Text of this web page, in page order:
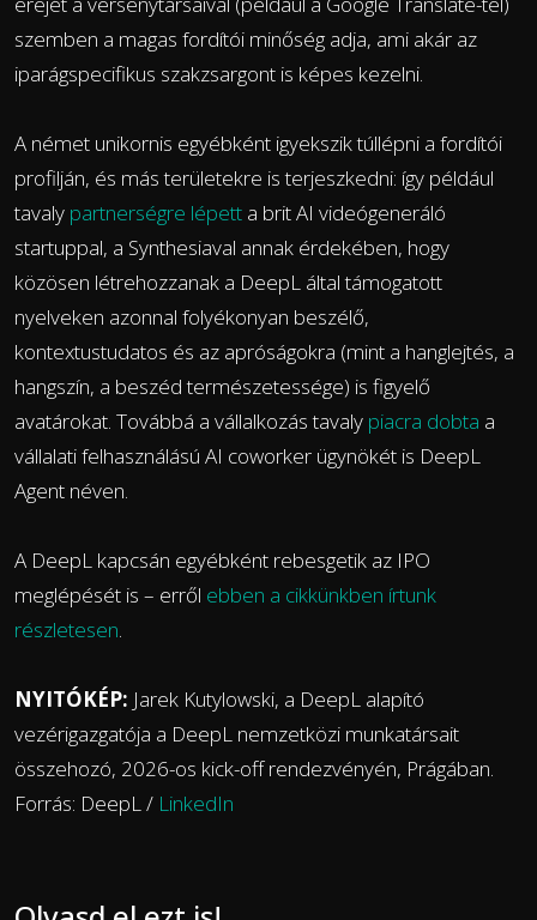
szemben a magas fordítói minőség adja, ami akár az
iparágspecifikus szakzsargont is képes kezelni.
A német unikornis egyébként igyekszik túllépni a fordítói
profilján, és más területekre is terjeszkedni: így például
tavaly partnerségre lépett a brit AI videógeneráló
startuppal, a Synthesiaval annak érdekében, hogy
közösen létrehozzanak a DeepL által támogatott
nyelveken azonnal folyékonyan beszélő,
kontextustudatos és az apróságokra (mint a hanglejtés, a
hangszín, a beszéd természetessége) is figyelő
avatárokat. Továbbá a vállalkozás tavaly piacra dobta a
vállalati felhasználású AI coworker ügynökét is DeepL
Agent néven.
A DeepL kapcsán egyébként rebesgetik az IPO
meglépését is – erről ebben a cikkünkben írtunk
részletesen.
NYITÓKÉP: Jarek Kutylowski, a DeepL alapító
vezérigazgatója a DeepL nemzetközi munkatársait
összehozó, 2026-os kick-off rendezvényén, Prágában.
Forrás: DeepL / LinkedIn